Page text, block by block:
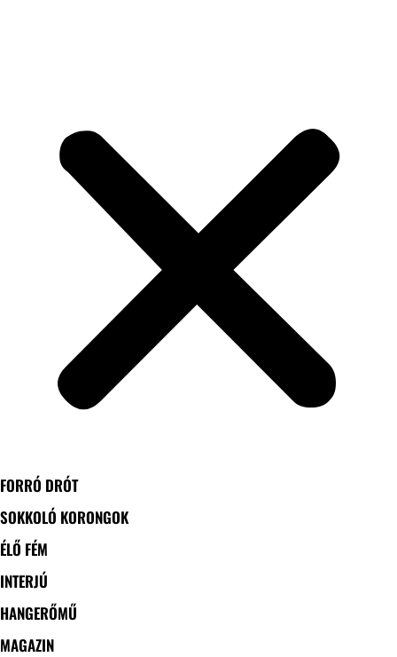
FORRÓ DRÓT
SOKKOLÓ KORONGOK
ÉLŐ FÉM
INTERJÚ
HANGERŐMŰ
MAGAZIN